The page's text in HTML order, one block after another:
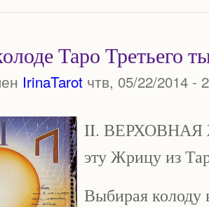
Таро Третьего
IrinaTarotчтв, 05/22/2014 -
II. ВЕРХОВНАЯ
эту Жрицу из
Выбирая колоду